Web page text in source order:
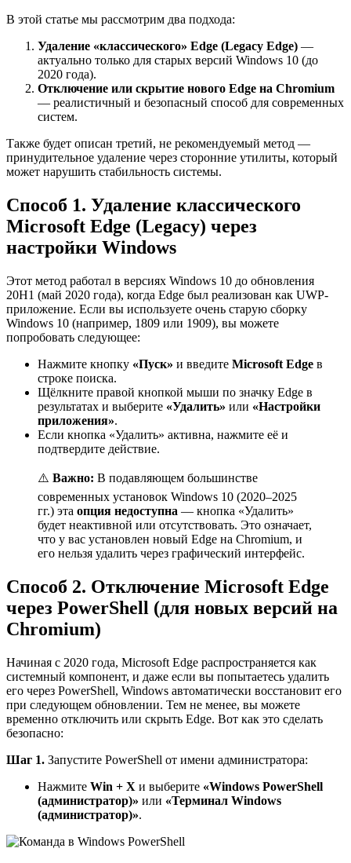
В этой статье мы рассмотрим два подхода:
Удаление «классического» Edge (Legacy Edge) —
актуально только для старых версий Windows 10 (до
2020 года).
Отключение или скрытие нового Edge на Chromium
— реалистичный и безопасный способ для современных
систем.
Также будет описан третий, не рекомендуемый метод —
принудительное удаление через сторонние утилиты, который
может нарушить стабильность системы.
Способ 1. Удаление классического
Microsoft Edge (Legacy) через
настройки Windows
Этот метод работал в версиях Windows 10 до обновления
20H1 (май 2020 года), когда Edge был реализован как UWP-
приложение. Если вы используете очень старую сборку
Windows 10 (например, 1809 или 1909), вы можете
попробовать следующее:
Нажмите кнопку «Пуск» и введите Microsoft Edge в
строке поиска.
Щёлкните правой кнопкой мыши по значку Edge в
результатах и выберите «Удалить» или «Настройки
приложения».
Если кнопка «Удалить» активна, нажмите её и
подтвердите действие.
⚠️ Важно: В подавляющем большинстве
современных установок Windows 10 (2020–2025
гг.) эта опция недоступна — кнопка «Удалить»
будет неактивной или отсутствовать. Это означает,
что у вас установлен новый Edge на Chromium, и
его нельзя удалить через графический интерфейс.
Способ 2. Отключение Microsoft Edge
через PowerShell (для новых версий на
Chromium)
Начиная с 2020 года, Microsoft Edge распространяется как
системный компонент, и даже если вы попытаетесь удалить
его через PowerShell, Windows автоматически восстановит его
при следующем обновлении. Тем не менее, вы можете
временно отключить или скрыть Edge. Вот как это сделать
безопасно:
Шаг 1. Запустите PowerShell от имени администратора:
Нажмите Win + X и выберите «Windows PowerShell
(администратор)» или «Терминал Windows
(администратор)».